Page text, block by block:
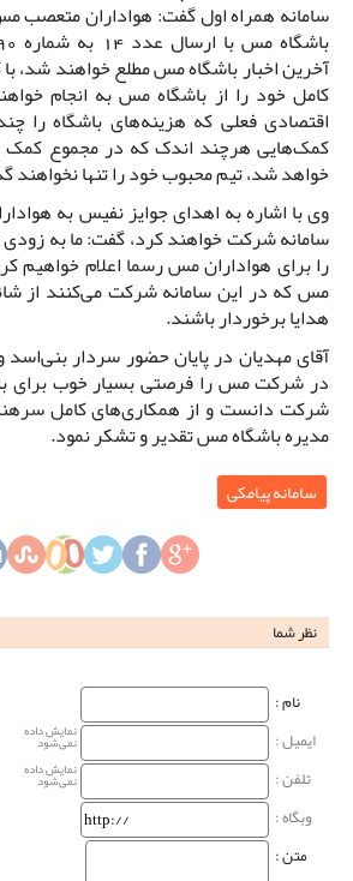
سامانه همراه اول گفت: هواداران متعصب
آخرین اخبار باشگاه مس مطلع خواهند شد،
کامل خود را از باشگاه مس به انجام
اقتصادی فعلی که هزینه‌های باشگاه را
کمک‌هایی هرچند اندک که در مجموع کمک
خواهد شد، تیم محبوب خود را تنها
وی با اشاره به اهدای جوایز نفیس به
سامانه شرکت خواهند کرد، گفت: ما به
را برای هواداران مس رسما اعلام خواهیم
مس که در این سامانه شرکت می‌کنند از
هدایا برخوردار باشند.
آقای مهدیان در پایان حضور سردار
در شرکت مس را فرصتی بسیار خوب برای
شرکت دانست و از همکاری‌های کامل
مدیره باشگاه مس تقدیر و تشکر نمود.
سامانه پیامکی
نظر شما
نام‌ :
ایمیل :
نمایش داده
نمی‌شود
تلفن : نمایش داده
نمی‌شود
وبگاه‌ :
متن :